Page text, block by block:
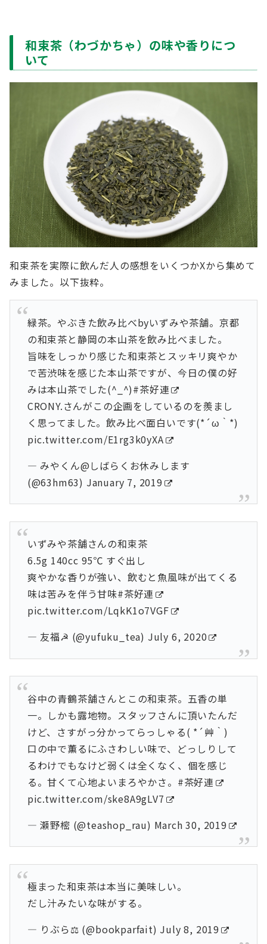
和束茶（わづかちゃ）の味や香りにつ
いて
和束茶を実際に飲んだ人の感想をいくつかXから集めて
みました。以下抜粋。
緑茶。やぶきた飲み比べbyいずみや茶舗。京都
の和束茶と静岡の本山茶を飲み比べました。
旨味をしっかり感じた和束茶とスッキリ爽やか
で苦渋味を感じた本山茶ですが、今日の僕の好
みは本山茶でした(^_^)#茶好連
CRONY.さんがこの企画をしているのを羨まし
く思ってました。飲み比べ面白いです(*´ω｀*)
pic.twitter.com/E1rg3k0yXA
— みやくん@しばらくお休みします
(@63hm63) January 7, 2019
いずみや茶舗さんの和束茶
6.5g 140cc 95℃ すぐ出し
爽やかな香りが強い、飲むと魚風味が出てくる
味は苦みを伴う甘味#茶好連
pic.twitter.com/LqkK1o7VGF
— 友福☭ (@yufuku_tea) July 6, 2020
谷中の青鶴茶舗さんとこの和束茶。五香の単
一。しかも露地物。スタッフさんに頂いたんだ
けど、さすがっ分かってらっしゃる( *´艸｀)
口の中で薫るにふさわしい味で、どっしりして
るわけでもなけど弱くは全くなく、個を感じ
る。甘くて心地よいまろやかさ。 #茶好連
pic.twitter.com/ske8A9gLV7
— 瀬野樒 (@teashop_rau) March 30, 2019
極まった和束茶は本当に美味しい。
だし汁みたいな味がする。
— りぶら⚖ (@bookparfait) July 8, 2019